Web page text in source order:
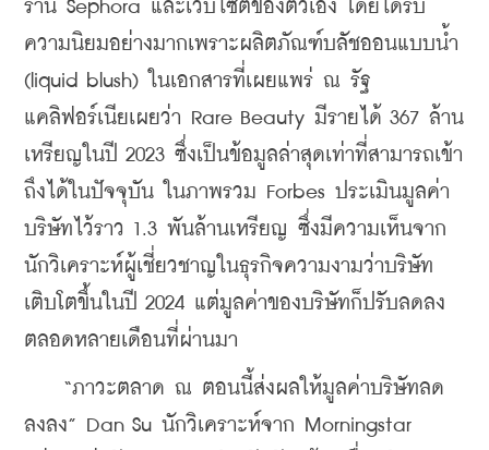
ร้าน Sephora และเว็บไซต์ของตัวเอง โดยได้รับ
ความนิยมอย่างมากเพราะผลิตภัณฑ์บลัชออนแบบน้ำ
(liquid blush) ในเอกสารที่เผยแพร่ ณ รัฐ
แคลิฟอร์เนียเผยว่า Rare Beauty มีรายได้ 367 ล้าน
เหรียญในปี 2023 ซึ่งเป็นข้อมูลล่าสุดเท่าที่สามารถเข้า
ถึงได้ในปัจจุบัน ในภาพรวม Forbes ประเมินมูลค่า
บริษัทไว้ราว 1.3 พันล้านเหรียญ ซึ่งมีความเห็นจาก
นักวิเคราะห์ผู้เชี่ยวชาญในธุรกิจความงามว่าบริษัท
เติบโตขึ้นในปี 2024 แต่มูลค่าของบริษัทก็ปรับลดลง
ตลอดหลายเดือนที่ผ่านมา
“ภาวะตลาด ณ ตอนนี้ส่งผลให้มูลค่าบริษัทลด
ลงลง” Dan Su นักวิเคราะห์จาก Morningstar